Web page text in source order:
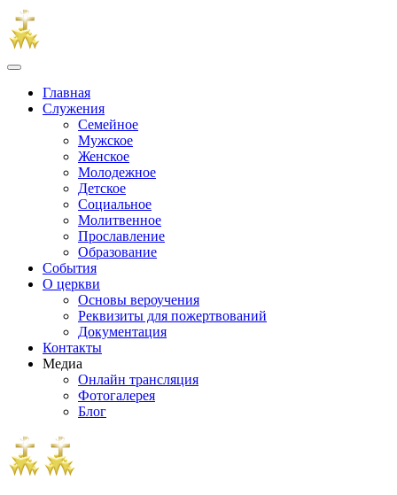
Главная
Служения
Семейное
Мужское
Женское
Молодежное
Детское
Социальное
Молитвенное
Прославление
Образование
События
О церкви
Основы вероучения
Реквизиты для пожертвований
Документация
Контакты
Медиа
Онлайн трансляция
Фотогалерея
Блог